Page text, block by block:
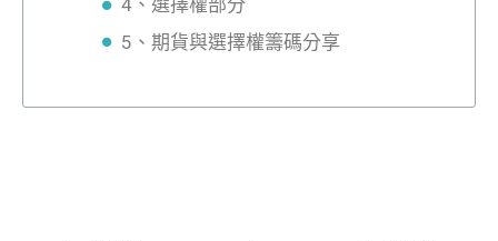
4、選擇權部分
5、期貨與選擇權籌碼分享